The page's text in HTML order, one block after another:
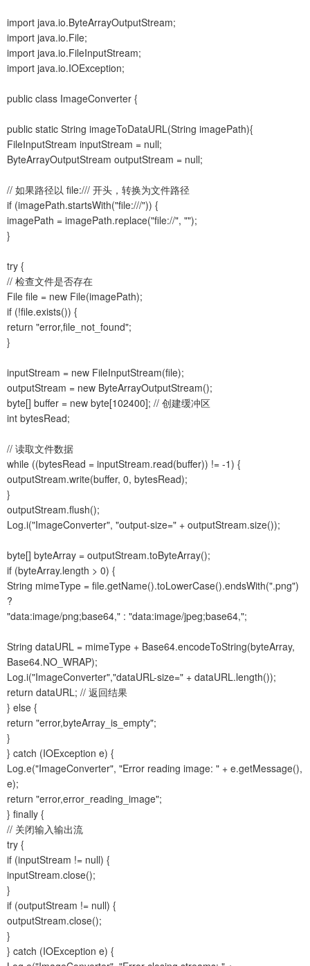
import java.io.ByteArrayOutputStream;
import java.io.File;
import java.io.FileInputStream;
import java.io.IOException;
public class ImageConverter {
public static String imageToDataURL(String imagePath){
FileInputStream inputStream = null;
ByteArrayOutputStream outputStream = null;
// 如果路径以 file:/// 开头，转换为文件路径
if (imagePath.startsWith("file:///")) {
imagePath = imagePath.replace("file://", "");
}
try {
// 检查文件是否存在
File file = new File(imagePath);
if (!file.exists()) {
return "error,file_not_found";
}
inputStream = new FileInputStream(file);
outputStream = new ByteArrayOutputStream();
byte[] buffer = new byte[102400]; // 创建缓冲区
int bytesRead;
// 读取文件数据
while ((bytesRead = inputStream.read(buffer)) != -1) {
outputStream.write(buffer, 0, bytesRead);
}
outputStream.flush();
Log.i("ImageConverter", "output-size=" + outputStream.size());
byte[] byteArray = outputStream.toByteArray();
if (byteArray.length > 0) {
String mimeType = file.getName().toLowerCase().endsWith(".png")
?
"data:image/png;base64," : "data:image/jpeg;base64,";
String dataURL = mimeType + Base64.encodeToString(byteArray,
Base64.NO_WRAP);
Log.i("ImageConverter","dataURL-size=" + dataURL.length());
return dataURL; // 返回结果
} else {
return "error,byteArray_is_empty";
}
} catch (IOException e) {
Log.e("ImageConverter", "Error reading image: " + e.getMessage(),
e);
return "error,error_reading_image";
} finally {
// 关闭输入输出流
try {
if (inputStream != null) {
inputStream.close();
}
if (outputStream != null) {
outputStream.close();
}
} catch (IOException e) {